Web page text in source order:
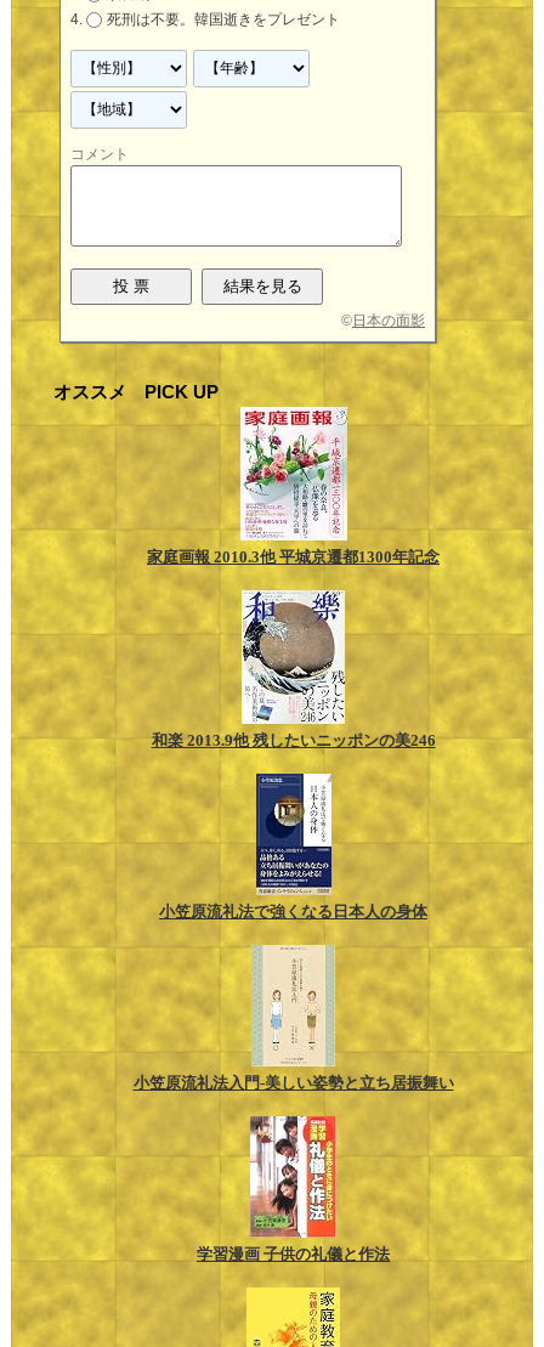
死刑は不要。韓国逝きをプレゼント
コメント
©日本の面影
オススメ PICK UP
家庭画報 2010.3他 平城京遷都1300年記念
和楽 2013.9他 残したいニッポンの美246
小笠原流礼法で強くなる日本人の身体
小笠原流礼法入門-美しい姿勢と立ち居振舞い
学習漫画 子供の礼儀と作法